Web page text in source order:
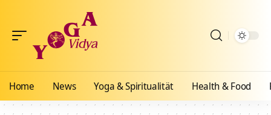
Home News Yoga & Spiritualität Health & Food